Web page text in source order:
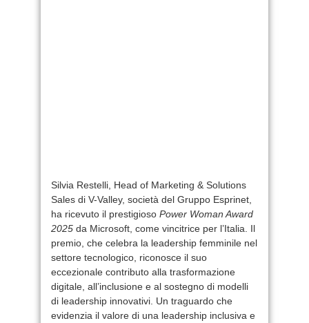
Silvia Restelli, Head of Marketing & Solutions
Sales di V-Valley, società del Gruppo Esprinet,
ha ricevuto il prestigioso Power Woman Award
2025 da Microsoft, come vincitrice per l’Italia. Il
premio, che celebra la leadership femminile nel
settore tecnologico, riconosce il suo
eccezionale contributo alla trasformazione
digitale, all’inclusione e al sostegno di modelli
di leadership innovativi. Un traguardo che
evidenzia il valore di una leadership inclusiva e